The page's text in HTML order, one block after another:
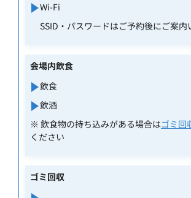
Wi-Fi
SSID・パスワードはご予約後にご案内
会場内飲食
飲食
飲酒
※ 飲食物の持ち込みがある場合はゴミ回
ください
ゴミ回収